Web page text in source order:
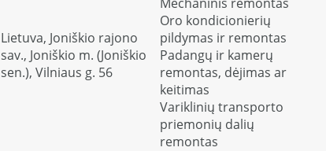
Lietuva, Joniškio rajono
sav., Joniškio m. (Joniškio
sen.), Vilniaus g. 56
Oro kondicionierių
pildymas ir remontas
Padangų ir kamerų
remontas, dėjimas ar
keitimas
Variklinių transporto
priemonių dalių
remontas